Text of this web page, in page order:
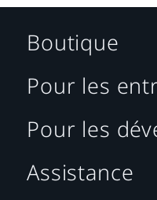
Boutique
Pour les
Pour les
Assistance